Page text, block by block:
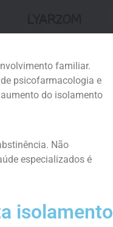
familiar.
psicofarmacologia e
do isolamento
Não
especializados é
isolamento